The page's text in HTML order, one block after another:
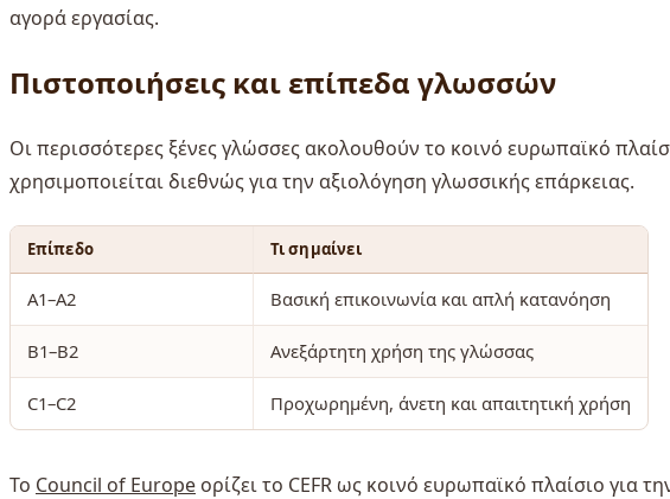
αγορά εργασίας.
Πιστοποιήσεις και επίπεδα γλωσσών
Οι περισσότερες ξένες γλώσσες ακολουθούν το κοινό ευρωπαϊκό
χρησιμοποιείται διεθνώς για την αξιολόγηση γλωσσικής επάρκειας.
Επίπεδο Τι σημαίνει
A1–A2 Βασική επικοινωνία και απλή κατανόηση
B1–B2 Ανεξάρτητη χρήση της γλώσσας
C1–C2 Προχωρημένη, άνετη και απαιτητική χρήση
Το Council of Europe ορίζει το CEFR ως κοινό ευρωπαϊκό πλαίσιο για